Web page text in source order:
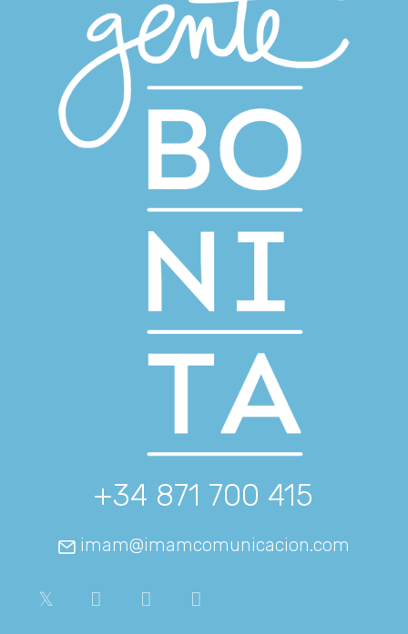
+34 871 700 415
imam@imamcomunicacion.com